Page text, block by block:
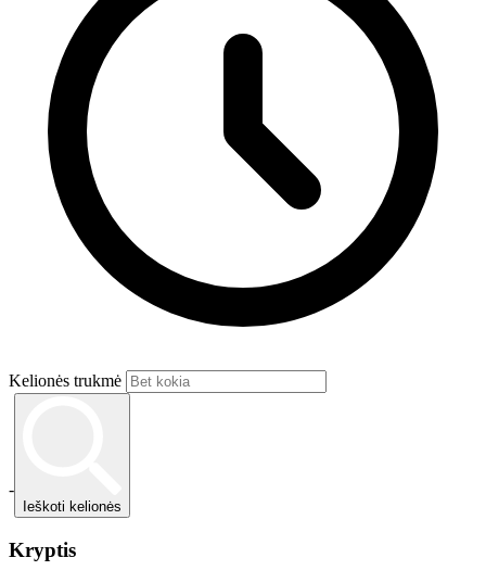
Kelionės trukmė
-
Ieškoti kelionės
Kryptis